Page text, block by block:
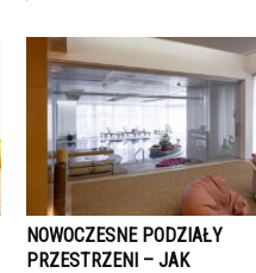
NOWOCZESNE PODZIAŁY
PRZESTRZENI – JAK